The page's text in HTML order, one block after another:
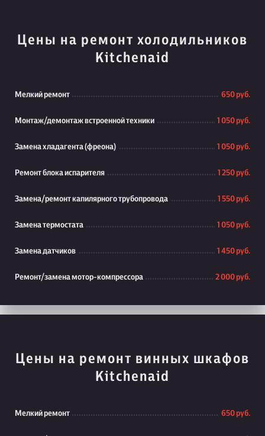
Цены на ремонт холодильников
Kitchenaid
Мелкий ремонт 650 руб.
Монтаж/демонтаж встроенной техники 1 050 руб.
Замена хладагента (фреона) 1 050 руб.
Ремонт блока испарителя 1 250 руб.
Замена/ремонт капилярного трубопровода 1 550 руб.
Замена термостата 1 050 руб.
Замена датчиков 1 450 руб.
Ремонт/замена мотор-компрессора 2 000 руб.
Цены на ремонт винных шкафов
Kitchenaid
Мелкий ремонт 650 руб.